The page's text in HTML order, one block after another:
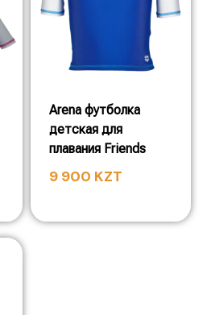
Arena футболка
детская для
плавания Friends
9 900 KZT